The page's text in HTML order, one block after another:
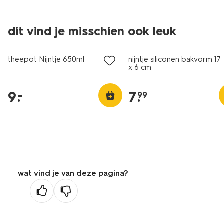
dit vind je misschien ook leuk
laag geprijsd
theepot Nijntje 650ml
9.
–
nijntje siliconen bakvorm 17
x 6 cm
7.
99
wat vind je van deze pagina?